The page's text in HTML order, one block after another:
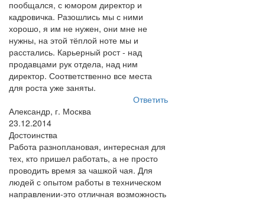
пообщался, с юмором директор и
кадровичка. Разошлись мы с ними
хорошо, я им не нужен, они мне не
нужны, на этой тёплой ноте мы и
расстались. Карьерный рост - над
продавцами рук отдела, над ним
директор. Соответственно все места
для роста уже заняты.
Ответить
Александр, г. Москва
23.12.2014
Достоинства
Работа разноплановая, интересная для
тех, кто пришел работать, а не просто
проводить время за чашкой чая. Для
людей с опытом работы в техническом
направлении-это отличная возможность